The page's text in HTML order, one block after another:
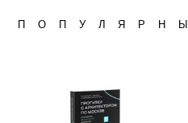
П О П У Л Я Р Н Ы